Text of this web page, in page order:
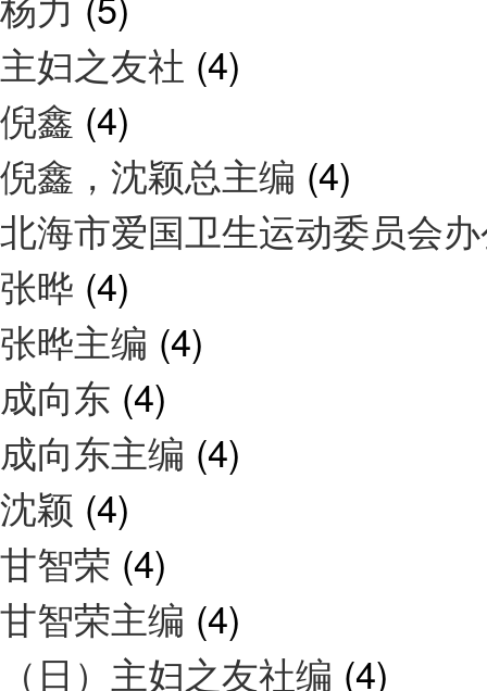
主妇之友社 (4)
倪鑫 (4)
倪鑫，沈颖总主编 (4)
北海市爱国卫生运动委员会
张晔 (4)
张晔主编 (4)
成向东 (4)
成向东主编 (4)
沈颖 (4)
甘智荣 (4)
甘智荣主编 (4)
（日）主妇之友社编 (4)